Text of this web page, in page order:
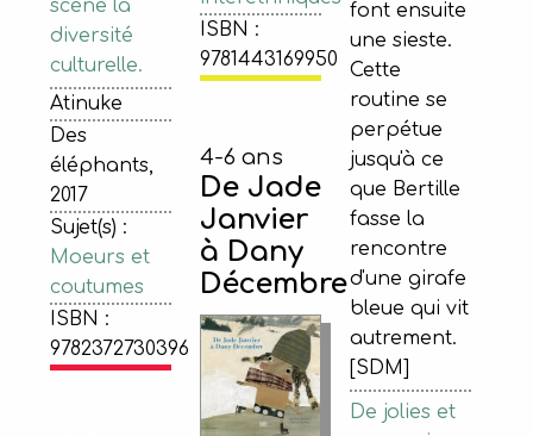
scène la
diversité
culturelle.
Atinuke
Des
éléphants,
2017
Sujet(s) :
Moeurs et
coutumes
ISBN :
9782372730396
ISBN :
9781443169950
font ensuite
une sieste.
Cette
routine se
perpétue
jusqu'à ce
que Bertille
fasse la
rencontre
d'une girafe
bleue qui vit
autrement.
[SDM]
De jolies et
4-6 ans
De Jade
Janvier
à Dany
Décembre